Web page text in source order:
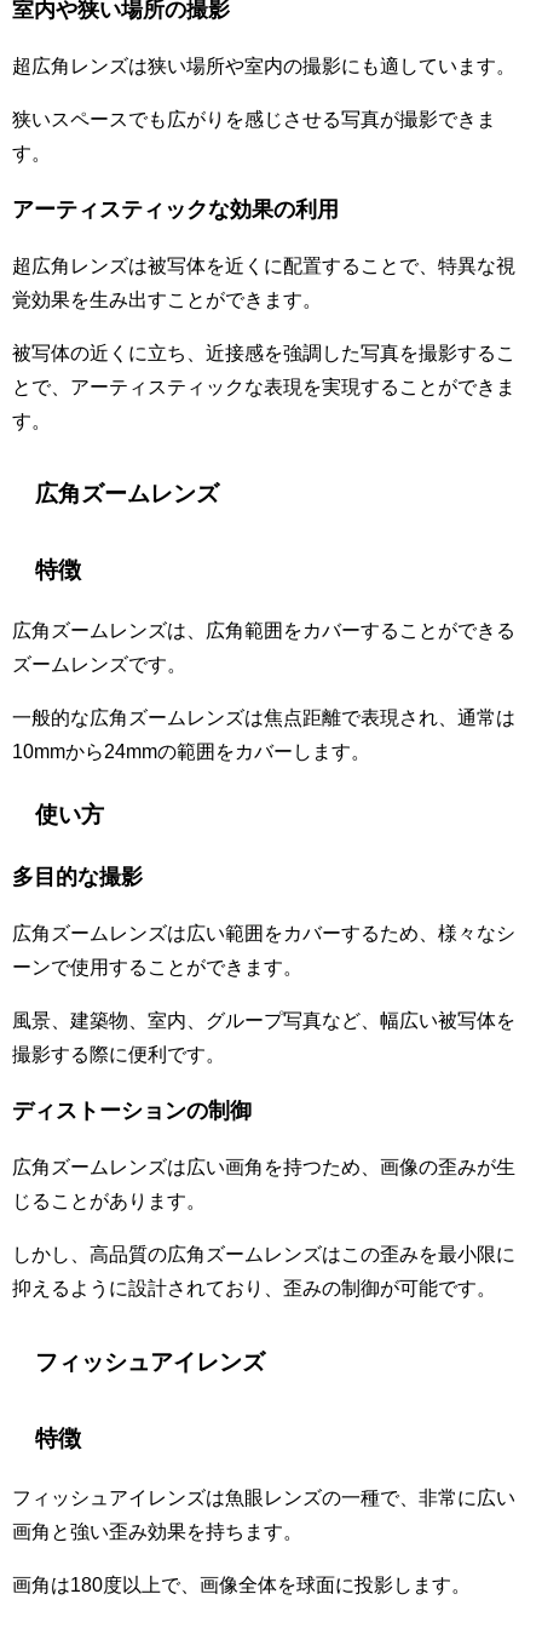
室内や狭い場所の撮影
超広角レンズは狭い場所や室内の撮影にも適しています。
狭いスペースでも広がりを感じさせる写真が撮影できま
す。
アーティスティックな効果の利用
超広角レンズは被写体を近くに配置することで、特異な視
覚効果を生み出すことができます。
被写体の近くに立ち、近接感を強調した写真を撮影するこ
とで、アーティスティックな表現を実現することができま
す。
広角ズームレンズ
特徴
広角ズームレンズは、広角範囲をカバーすることができる
ズームレンズです。
一般的な広角ズームレンズは焦点距離で表現され、通常は
10mmから24mmの範囲をカバーします。
使い方
多目的な撮影
広角ズームレンズは広い範囲をカバーするため、様々なシ
ーンで使用することができます。
風景、建築物、室内、グループ写真など、幅広い被写体を
撮影する際に便利です。
ディストーションの制御
広角ズームレンズは広い画角を持つため、画像の歪みが生
じることがあります。
しかし、高品質の広角ズームレンズはこの歪みを最小限に
抑えるように設計されており、歪みの制御が可能です。
フィッシュアイレンズ
特徴
フィッシュアイレンズは魚眼レンズの一種で、非常に広い
画角と強い歪み効果を持ちます。
画角は180度以上で、画像全体を球面に投影します。